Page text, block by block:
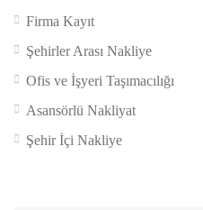
Firma Kayıt
Şehirler Arası Nakliye
Ofis ve İşyeri Taşımacılığı
Asansörlü Nakliyat
Şehir İçi Nakliye